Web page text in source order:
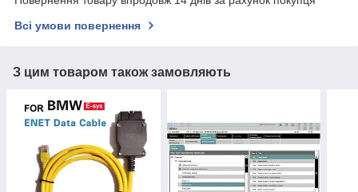
Всі умови повернення
З цим товаром також замовляють